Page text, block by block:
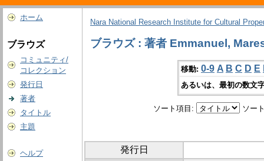
ホーム
ブラウズ
コミュニティ/
コレクション
発行日
著者
タイトル
主題
ヘルプ
Nara National Research Institute for Cultural
ブラウズ : 著者 Emmanuel,
移動: 0-9 A B C D E
あるいは、最初の数文
ソート項目: ソー
発行日